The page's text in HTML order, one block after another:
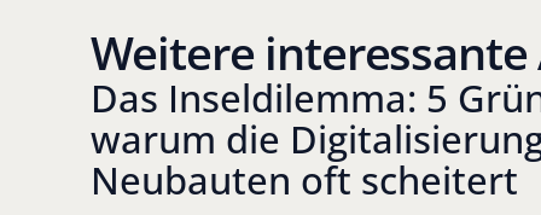
Weitere
Das Inseldilemma: 5
warum die
Neubauten oft scheitert